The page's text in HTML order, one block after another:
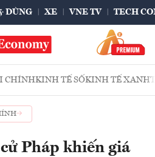
DÙNG XE VNE TV TECH
CHÍNHKINH TẾ SỐKINH TẾ XANH
Pháp khiến giá